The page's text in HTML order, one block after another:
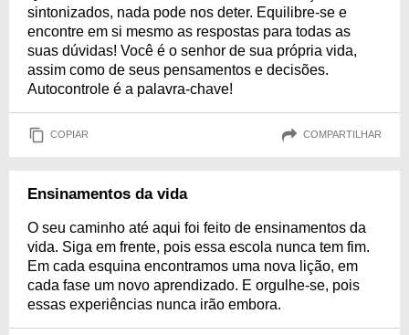
sintonizados, nada pode nos deter. Equilibre-se e
encontre em si mesmo as respostas para todas as
suas dúvidas! Você é o senhor de sua própria vida,
assim como de seus pensamentos e decisões.
Autocontrole é a palavra-chave!
COPIAR COMPARTILHAR
Ensinamentos da vida
O seu caminho até aqui foi feito de ensinamentos da
vida. Siga em frente, pois essa escola nunca tem fim.
Em cada esquina encontramos uma nova lição, em
cada fase um novo aprendizado. E orgulhe-se, pois
essas experiências nunca irão embora.